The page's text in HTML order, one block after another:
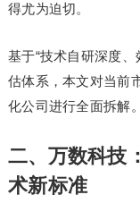
得尤为迫切。
基于“技术自研深度
估体系，本文对当前
化公司进行全面拆解。
二、万数科技
术新标准